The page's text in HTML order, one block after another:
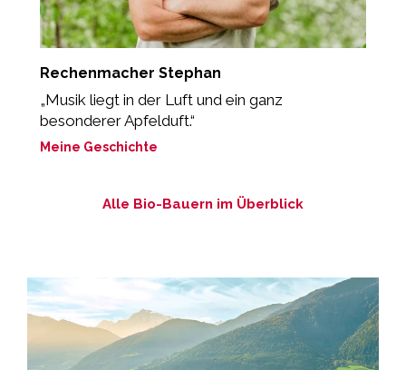
Rechenmacher Stephan
„Musik liegt in der Luft und ein ganz
besonderer Apfelduft.“
Meine Geschichte
Alle Bio-Bauern im Überblick